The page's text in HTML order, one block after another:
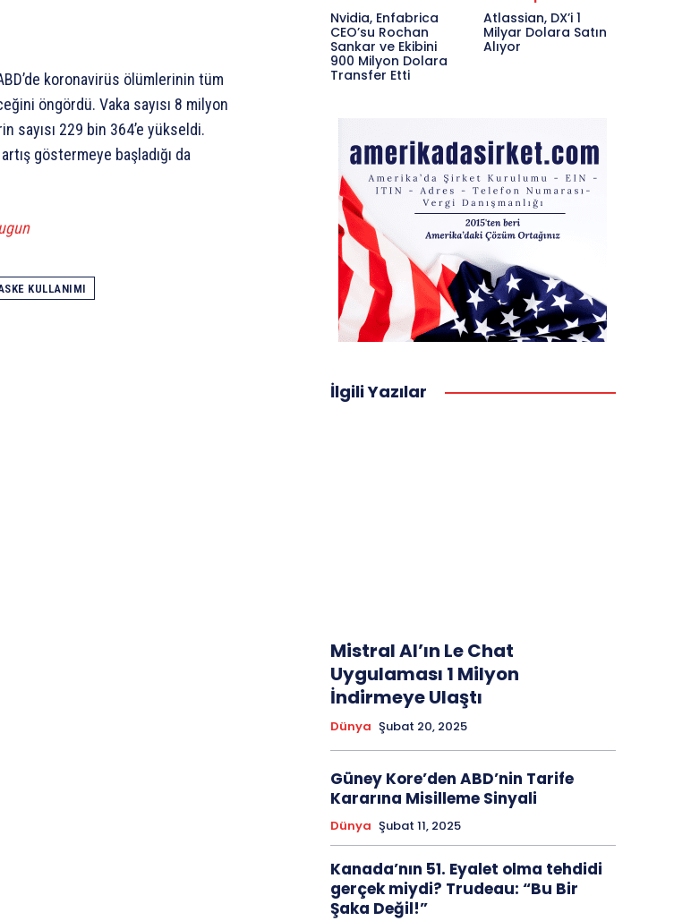
koronavirüs ölümlerinin tüm
öngördü. Vaka sayısı 8 milyon
sayısı 229 bin 364’e yükseldi.
göstermeye başladığı da
KULLANIMI
Nvidia, Enfabrica
CEO’su Rochan
Sankar ve Ekibini
900 Milyon Dolara
Transfer Etti
Atlassian, DX’i 1
Milyar Dolara Satın
Alıyor
İlgili Yazılar
Mistral AI’ın Le Chat
Uygulaması 1 Milyon
İndirmeye Ulaştı
Dünya Şubat 20, 2025
Güney Kore’den ABD’nin Tarife
Kararına Misilleme Sinyali
Dünya Şubat 11, 2025
Kanada’nın 51. Eyalet olma tehdidi
gerçek miydi? Trudeau: “Bu Bir
Şaka Değil!”